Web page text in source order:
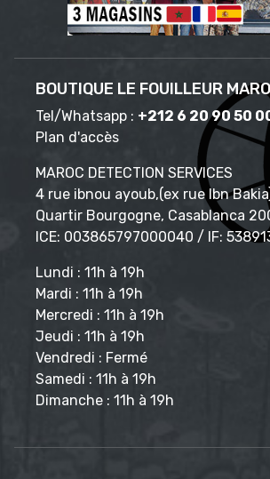
BOUTIQUE LE FOUILLEUR
Tel/Whatsapp : +212 6 20 90 50
Plan d'accès
MAROC DETECTION SERVICES
4 rue ibnou ayoub,(ex rue Ibn
Quartir Bourgogne, Casablanca
ICE: 003865797000040 / IF:
Lundi : 11h à 19h
Mardi : 11h à 19h
Mercredi : 11h à 19h
Jeudi : 11h à 19h
Vendredi : Fermé
Samedi : 11h à 19h
Dimanche : 11h à 19h